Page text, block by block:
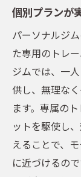
理想
ジム
口コ
目に見え
に入れる
結果
トレ
成功
パー
個別プランが
パーソナルジ
た専用のトレ
ジムでは、一
供し、無理な
ます。専属の
ットを駆使し
えることで、
に近づけるの